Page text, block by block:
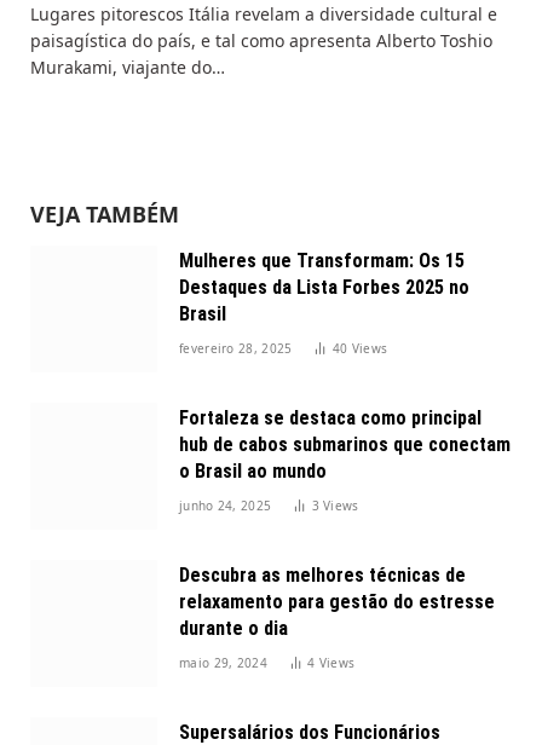
Lugares pitorescos Itália revelam a diversidade cultural e
paisagística do país, e tal como apresenta Alberto Toshio
Murakami, viajante do…
VEJA TAMBÉM
Mulheres que Transformam: Os 15
Destaques da Lista Forbes 2025 no
Brasil
fevereiro 28, 2025 40 Views
Fortaleza se destaca como principal
hub de cabos submarinos que conectam
o Brasil ao mundo
junho 24, 2025 3Views
Descubra as melhores técnicas de
relaxamento para gestão do estresse
durante o dia
maio 29, 2024 4 Views
Supersalários dos Funcionários